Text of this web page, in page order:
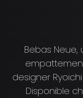
Bebas
designer
Disponible